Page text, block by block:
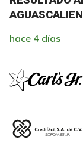
hace 4 días